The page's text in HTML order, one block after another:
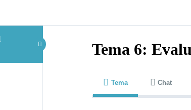
Tema 6:
Tema Chat